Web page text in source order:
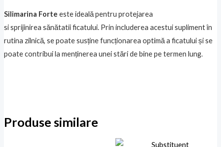
Silimarina Forte este ideală pentru protejarea
si sprijinirea sănătatii ficatului. Prin includerea acestui supliment în
rutina zilnică, se poate susține funcționarea optimă a ficatului și se
poate contribui la menținerea unei stări de bine pe termen lung.
Produse similare